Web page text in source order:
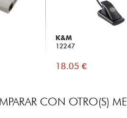
K&M
12247
18.05 €
CON OTRO(S)